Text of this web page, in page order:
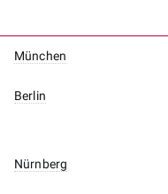
München
Berlin
Nürnberg